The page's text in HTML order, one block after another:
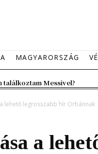
MAGYARORSZÁG
találkoztam Messivel?
lehető legrosszabb hír Orbánnak
a